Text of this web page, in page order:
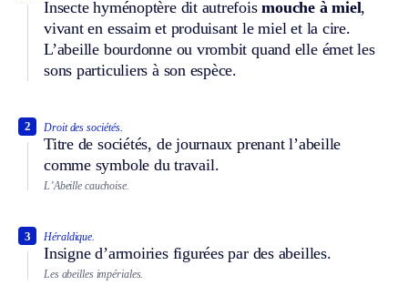
Insecte hyménoptère dit autrefoismouche à miel,
vivant en essaim et produisant le miel et la cire.
L’abeille bourdonne ou vrombit quand elle émet les
sons particuliers à son espèce.
Droit des sociétés.
Titre de sociétés, de journaux prenant l’abeille
comme symbole du travail.
2
L’Abeille cauchoise.
Héraldique.
Insigne d’armoiries figurées par des abeilles.
3
Les abeilles impériales.